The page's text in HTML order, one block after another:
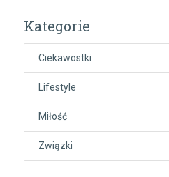
Kategorie
Ciekawostki
Lifestyle
Miłość
Związki